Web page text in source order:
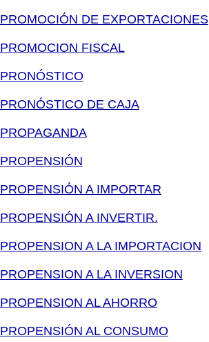
PROMOCIÓN DE EXPORTACIONES
PROMOCION FISCAL
PRONÓSTICO
PRONÓSTICO DE CAJA
PROPAGANDA
PROPENSIÓN
PROPENSIÓN A IMPORTAR
PROPENSIÓN A INVERTIR.
PROPENSION A LA IMPORTACION
PROPENSION A LA INVERSION
PROPENSION AL AHORRO
PROPENSIÓN AL CONSUMO